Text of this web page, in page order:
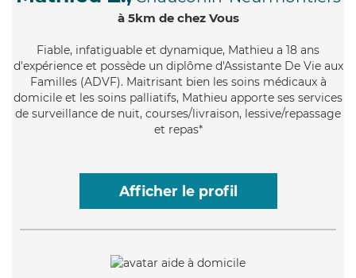
à 5km de chez Vous
Fiable, infatiguable et dynamique, Mathieu a 18 ans
d'expérience et possède un diplôme d'Assistante De Vie aux
Familles (ADVF). Maitrisant bien les soins médicaux à
domicile et les soins palliatifs, Mathieu apporte ses services
de surveillance de nuit, courses/livraison, lessive/repassage
et repas*
Afficher le profil